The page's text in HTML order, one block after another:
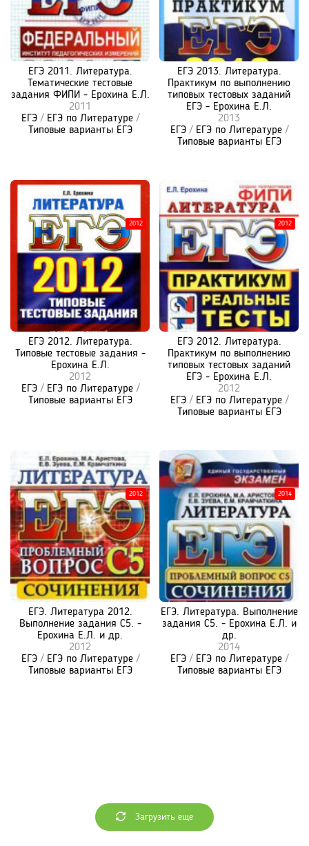
ЕГЭ 2011. Литература.
Тематические тестовые
задания ФИПИ - Ерохина Е.Л.
2011
ЕГЭ/ ЕГЭ по Литературе/
Типовые варианты ЕГЭ
ЕГЭ 2013. Литература.
Практикум по выполнению
типовых тестовых заданий
ЕГЭ - Ерохина Е.Л.
2013
ЕГЭ/ ЕГЭ по Литературе/
Типовые варианты ЕГЭ
ЕГЭ 2012. Литература.
Типовые тестовые задания -
Ерохина Е.Л.
2012
ЕГЭ/ ЕГЭ по Литературе/
Типовые варианты ЕГЭ
2012
ЕГЭ 2012. Литература.
Практикум по выполнению
типовых тестовых заданий
ЕГЭ - Ерохина Е.Л.
2012
ЕГЭ/ ЕГЭ по Литературе/
Типовые варианты ЕГЭ
2012
ЕГЭ. Литература 2012.
Выполнение задания С5. -
Ерохина Е.Л. и др.
2012
ЕГЭ/ ЕГЭ по Литературе/
Типовые варианты ЕГЭ
2012
ЕГЭ. Литература. Выполнение
задания С5. - Ерохина Е.Л. и
др.
2014
ЕГЭ/ ЕГЭ по Литературе/
Типовые варианты ЕГЭ
2014
Загрузить еще